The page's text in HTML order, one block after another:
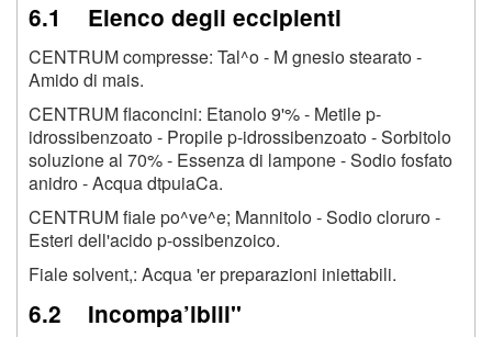
6.1 Elenco degli eccipienti
CENTRUM compresse: Tal^o - M gnesio stearato -
Amido di mais.
CENTRUM flaconcini: Etanolo 9'% - Metile p-
idrossibenzoato - Propile p-idrossibenzoato - Sorbitolo
soluzione al 70% - Essenza di lampone - Sodio fosfato
anidro - Acqua dtpuiaCa.
CENTRUM fiale po^ve^e; Mannitolo - Sodio cloruro -
Esteri dell'acido p-ossibenzoico.
Fiale solvent,: Acqua 'er preparazioni iniettabili.
6.2 Incompa’ibili''